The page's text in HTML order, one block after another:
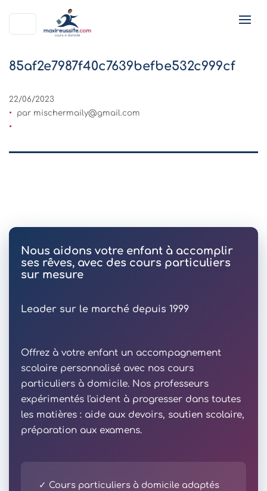
85af2e7987f40c7639befbe532c999cf
22/06/2023
par mischermaily@gmail.com
Nous aidons votre enfant à accomplir
ses rêves, avec des cours particuliers
sur mesure
Leader sur le marché depuis 1999
Offrez à votre enfant un accompagnement
scolaire personnalisé avec nos cours
particuliers à domicile. Nos professeurs
expérimentés l'aident à progresser dans toutes
les matières : aide aux devoirs, soutien scolaire,
préparation aux examens.
✓ Cours particuliers à domicile adaptés